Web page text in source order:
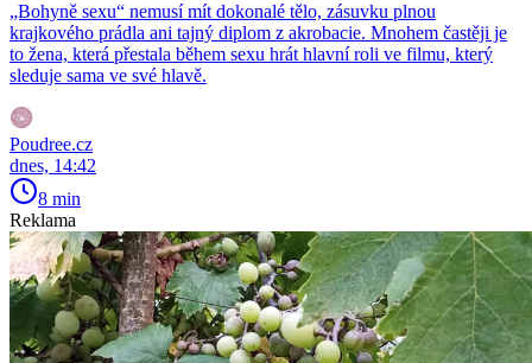
„Bohyně sexu“ nemusí mít dokonalé tělo, zásuvku plnou
krajkového prádla ani tajný diplom z akrobacie. Mnohem častěji je
to žena, která přestala během sexu hrát hlavní roli ve filmu, který
sleduje sama ve své hlavě.
Poudree.cz
dnes, 14:42
8 min
Reklama